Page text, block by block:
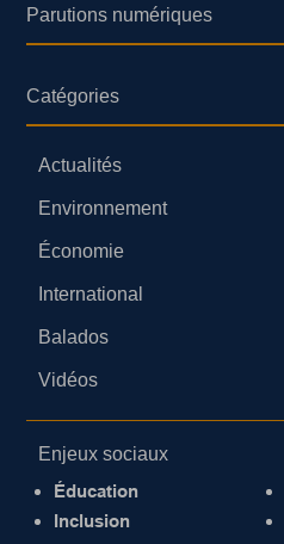
Parutions numériques
Catégories
Actualités
Environnement
Économie
International
Balados
Vidéos
Enjeux sociaux
Éducation
Inclusion